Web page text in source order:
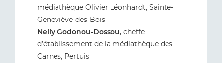
médiathèque Olivier Léonhardt, Sainte-
Geneviève-des-Bois
Nelly Godonou-Dossou, cheffe
d’établissement de la médiathèque des
Carnes, Pertuis